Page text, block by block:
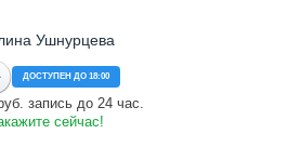
Ушнурцева
ДОСТУПЕН ДО 18:00
запись до 24 час.
сейчас!